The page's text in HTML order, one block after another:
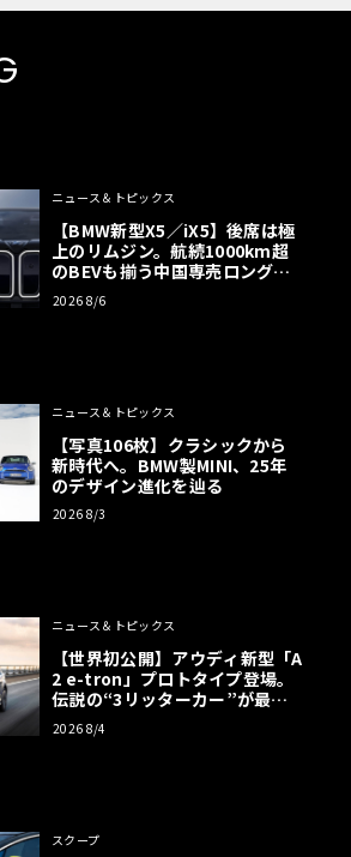
ニュース＆トピックス
【BMW新型X5／iX5】後席は極
上のリムジン。航続1000km超
のBEVも揃う中国専売ロング仕
様の全貌
2026 8/6
ニュース＆トピックス
【写真106枚】クラシックから
新時代へ。BMW製MINI、25年
のデザイン進化を辿る
2026 8/3
ニュース＆トピックス
【世界初公開】アウディ新型「A
2 e-tron」プロトタイプ登場。
伝説の“3リッターカー”が最高
効率エントリーBEVとして復活
【画像38枚】
2026 8/4
スクープ